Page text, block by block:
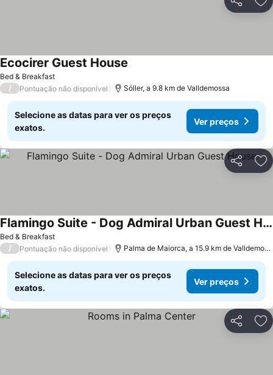
Partilhar
Bed & Breakfast
Ecocirer Guest House
/ Pontuação não disponível Sóller, a 9.8 km de Valldemossa
Selecione as datas para ver os preços
exatos.
Ver preços
Partilhar
Bed & Breakfast
Flamingo Suite - Dog Admiral Urban Guest House
/ Pontuação não disponível Palma de Maiorca, a 15.9 km de Valldemossa
Selecione as datas para ver os preços
exatos.
Ver preços
Partilhar